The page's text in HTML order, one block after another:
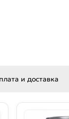
и доставка